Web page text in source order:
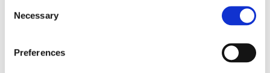
Selection
Necessary
Preferences